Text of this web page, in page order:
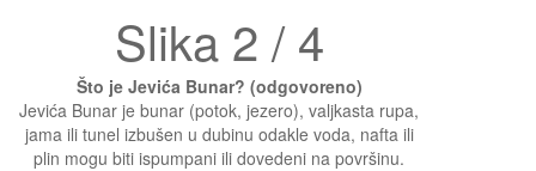
Slika 2 / 4
Što je Jevića Bunar? (odgovoreno)
Jevića Bunar je bunar (potok, jezero), valjkasta rupa,
jama ili tunel izbušen u dubinu odakle voda, nafta ili
plin mogu biti ispumpani ili dovedeni na površinu.